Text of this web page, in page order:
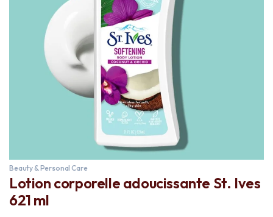
Beauty & Personal Care
Lotion corporelle adoucissante St. Ives
621 ml